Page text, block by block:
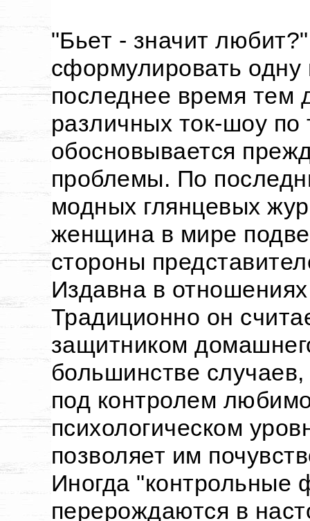
"Бьет - значит
сформулировать
последнее время тем
различных ток-шоу по
обосновывается
проблемы. По
модных глянцевых
женщина в мире
стороны
Издавна в
Традиционно он
защитником
большинстве
под контролем
психологическом
позволяет им
Иногда "контрольные
перерождаются в